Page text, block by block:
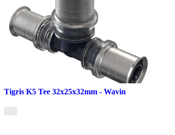
Tigris K5 Tee 32x25x32mm - Wavin